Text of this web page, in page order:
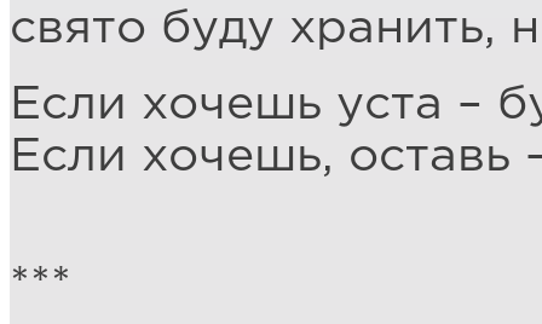
свято буду хранить,
Если хочешь уста –
Если хочешь, оставь
***